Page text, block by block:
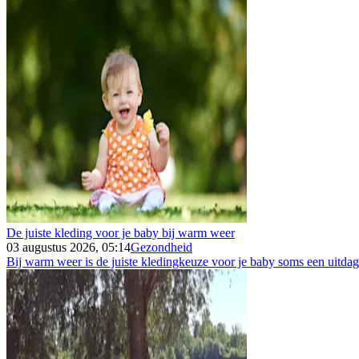
De juiste kleding voor je baby bij warm weer
03 augustus 2026, 05:14Gezondheid
Bij warm weer is de juiste kledingkeuze voor je baby soms een